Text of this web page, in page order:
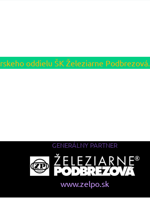
oddielu ŠK Železiarne Podbrezová.
GENERÁLNY PARTNER
www.zelpo.sk